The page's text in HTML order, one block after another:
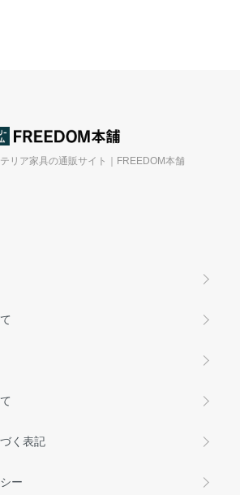
リア家具の通販サイト｜FREEDOM本舗
く表記
ー